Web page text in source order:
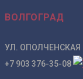
ВОЛГОГРАД
УЛ. ОПОЛЧЕНСКАЯ
+7 903 376-35-08